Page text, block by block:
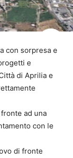
con sorpresa e
e
di Aprilia e
ad una
con le
di fronte